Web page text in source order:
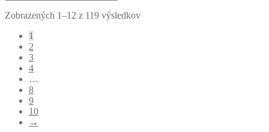
Zobrazených 1–12 z 119 výsledkovSorted
1
2
3
4
…
8
9
10
→